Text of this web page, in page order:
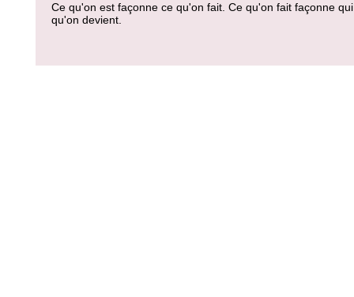
Ce qu'on est façonne ce qu'on fait. Ce qu'on fait façonne qui
qu'on devient.